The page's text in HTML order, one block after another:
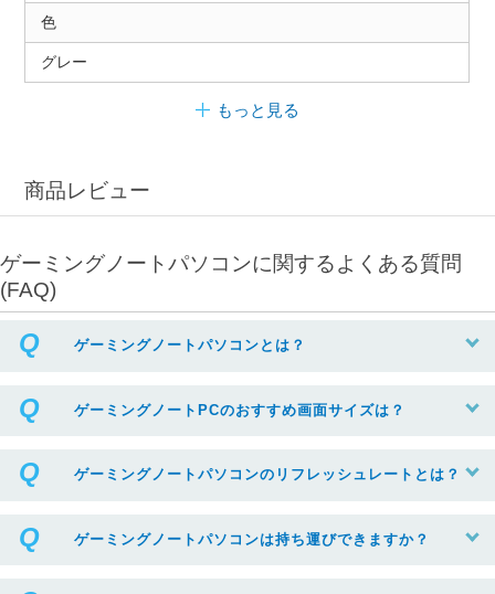
色
グレー
もっと見る
商品レビュー
ゲーミングノートパソコンに関するよくある質問
(FAQ)
ゲーミングノートパソコンとは？
ゲーミングノートPCのおすすめ画面サイズは？
ゲーミングノートパソコンのリフレッシュレートとは？
ゲーミングノートパソコンは持ち運びできますか？